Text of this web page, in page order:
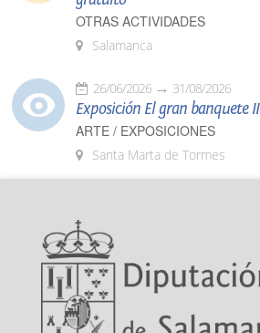
OTRAS ACTIVIDADES
Salamanca
26/06/2026 31/08/2026
Exposición El gran banquete II
ARTE / EXPOSICIONES
Santa Marta de Tormes